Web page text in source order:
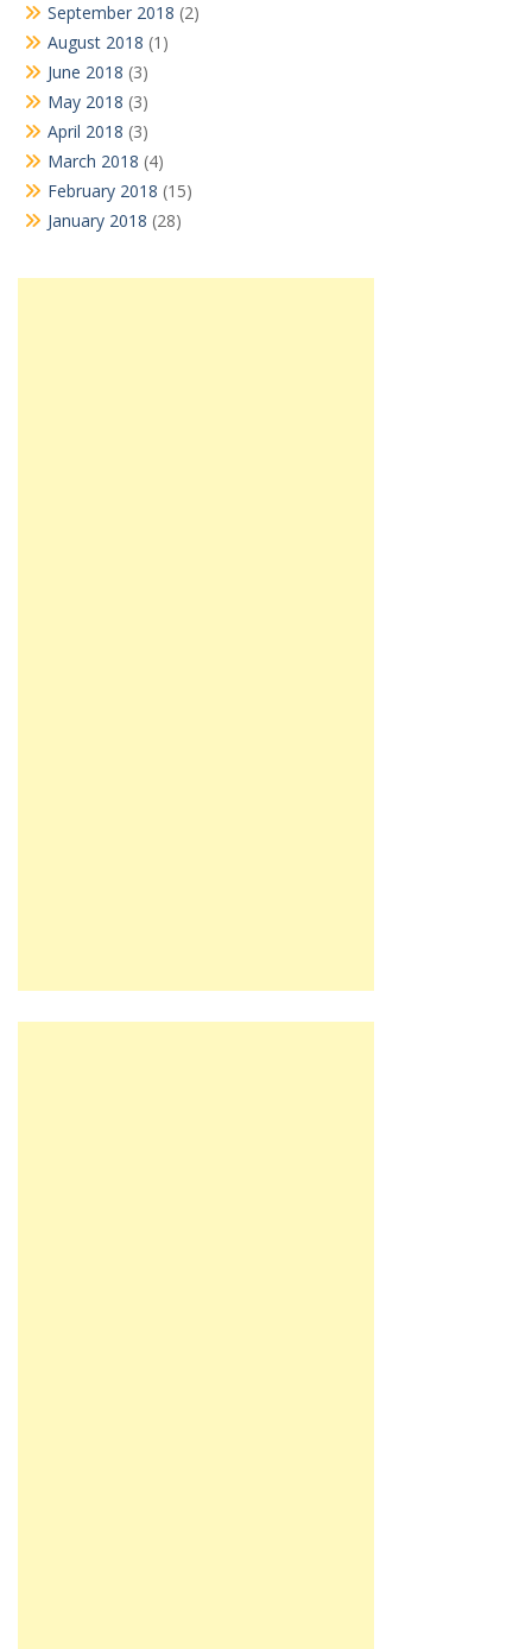
September 2018 (2)
August 2018 (1)
June 2018 (3)
May 2018 (3)
April 2018 (3)
March 2018 (4)
February 2018 (15)
January 2018 (28)